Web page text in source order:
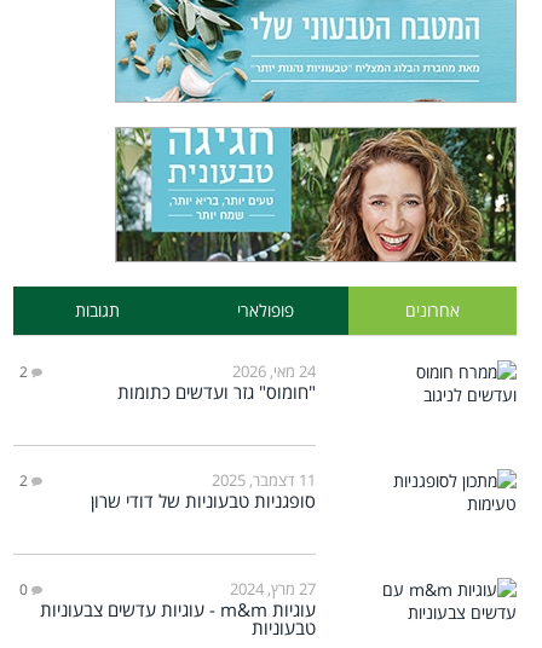
אחרונים פופולארי תגובות
24 מאי, 2026 2
"חומוס" גזר ועדשים כתומות
11 דצמבר, 2025 2
סופגניות טבעוניות של דודי שרון
27 מרץ, 2024 0
עוגיות m&m - עוגיות עדשים צבעוניות
טבעוניות